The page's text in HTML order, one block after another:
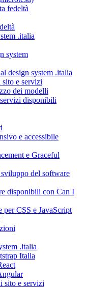
fedeltà
.italia
system
design system .italia
e servizi
dei modelli
disponibili
e accessibile
e Graceful
del software
disponibili con Can I
per CSS e JavaScript
.italia
Italia
sito e servizi